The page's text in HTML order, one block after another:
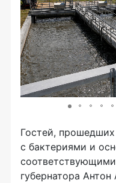
Гостей,
с бактериями и
губернатора